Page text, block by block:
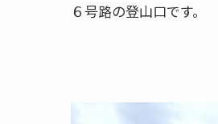
６号路の登山口です。